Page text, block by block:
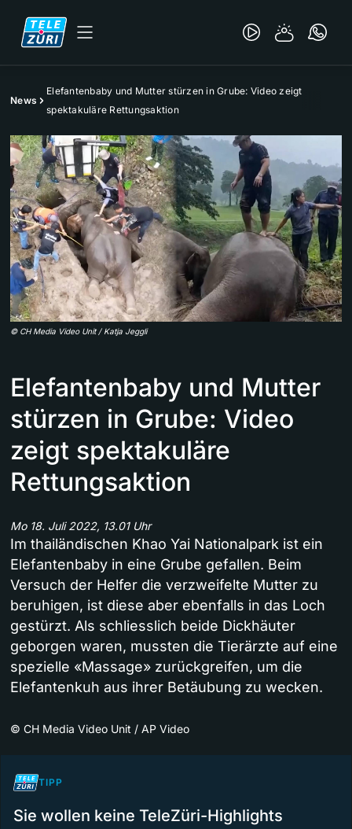
News
Elefantenbaby und Mutter stürzen in Grube: Video zeigt
spektakuläre Rettungsaktion
© CH Media Video Unit / Katja Jeggli
Elefantenbaby und Mutter
stürzen in Grube: Video
zeigt spektakuläre
Rettungsaktion
Mo 18. Juli 2022, 13.01 Uhr
Im thailändischen Khao Yai Nationalpark ist ein
Elefantenbaby in eine Grube gefallen. Beim
Versuch der Helfer die verzweifelte Mutter zu
beruhigen, ist diese aber ebenfalls in das Loch
gestürzt. Als schliesslich beide Dickhäuter
geborgen waren, mussten die Tierärzte auf eine
spezielle «Massage» zurückgreifen, um die
Elefantenkuh aus ihrer Betäubung zu wecken.
© CH Media Video Unit / AP Video
TIPP
Sie wollen keine TeleZüri-Highlights